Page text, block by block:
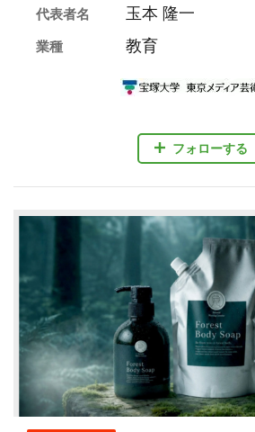
フォローする
代表者名 玉本 隆一
業種 教育